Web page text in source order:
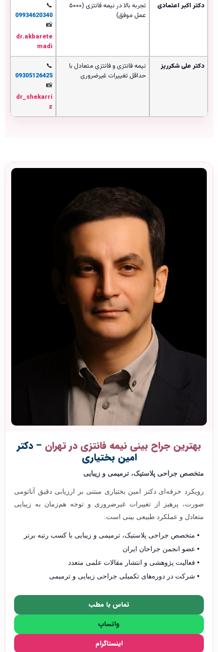
دکتر اکبر اعتمادی
تجربه بالا در نیمه فانتزی (۵۰۰۰
عمل موفق)
📞
09934620340
📸
dr.akbarete
madi
دکتر علی شکرریز
نیمه فانتزی و فانتزی متعادل با
حداقل تغییرات غیرضروری
📞
09305126425
📸
dr_shekarri
z
بهترین جراح بینی نیمه فانتزی در تهران – دکتر
امین بختیاری
متخصص جراحی پلاستیک، ترمیمی و زیبایی
رویکرد حرفه‌ای دکتر امین بختیاری مبتنی بر ارزیابی دقیق آناتومی
صورت، پرهیز از تغییرات غیرضروری و توجه هم‌زمان به زیبایی
متعادل و عملکرد طبیعی بینی است.
متخصص جراحی پلاستیک، ترمیمی و زیبایی با کسب رتبه برتر
عضو انجمن جراحان ایران
فعالیت پژوهشی و انتشار مقالات علمی متعدد
شرکت در دوره‌های تکمیلی جراحی زیبایی و ترمیمی
تماس با مطب
واتساپ
اینستاگرام